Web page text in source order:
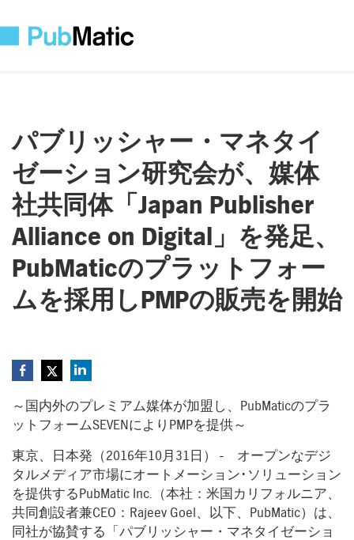
パブリッシャー・マネタイ
ゼーション研究会が、媒体
社共同体「 Japan Publisher
Alliance on Digital 」を発足、
PubMaticのプラットフォー
ムを採用しPMPの販売を開始
～国内外のプレミアム媒体が加盟し、PubMaticのプラ
ットフォームSEVENによりPMPを提供～
東京、日本発（2016年10月31日） - オープンなデジ
タルメディア市場にオートメーション･ソリューション
を提供するPubMatic Inc.（本社：米国カリフォルニア、
共同創設者兼CEO：Rajeev Goel、以下、PubMatic）は、
同社が協賛する「パブリッシャー・マネタイゼーショ